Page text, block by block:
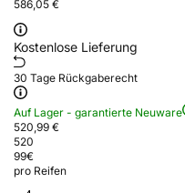
586,05 €
Kostenlose Lieferung
30 Tage Rückgaberecht
Auf Lager - garantierte Neuware
520,99 €
520
99€
pro Reifen